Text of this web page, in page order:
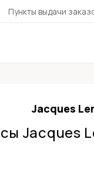
Пункты выдачи
Jacques
Jacques